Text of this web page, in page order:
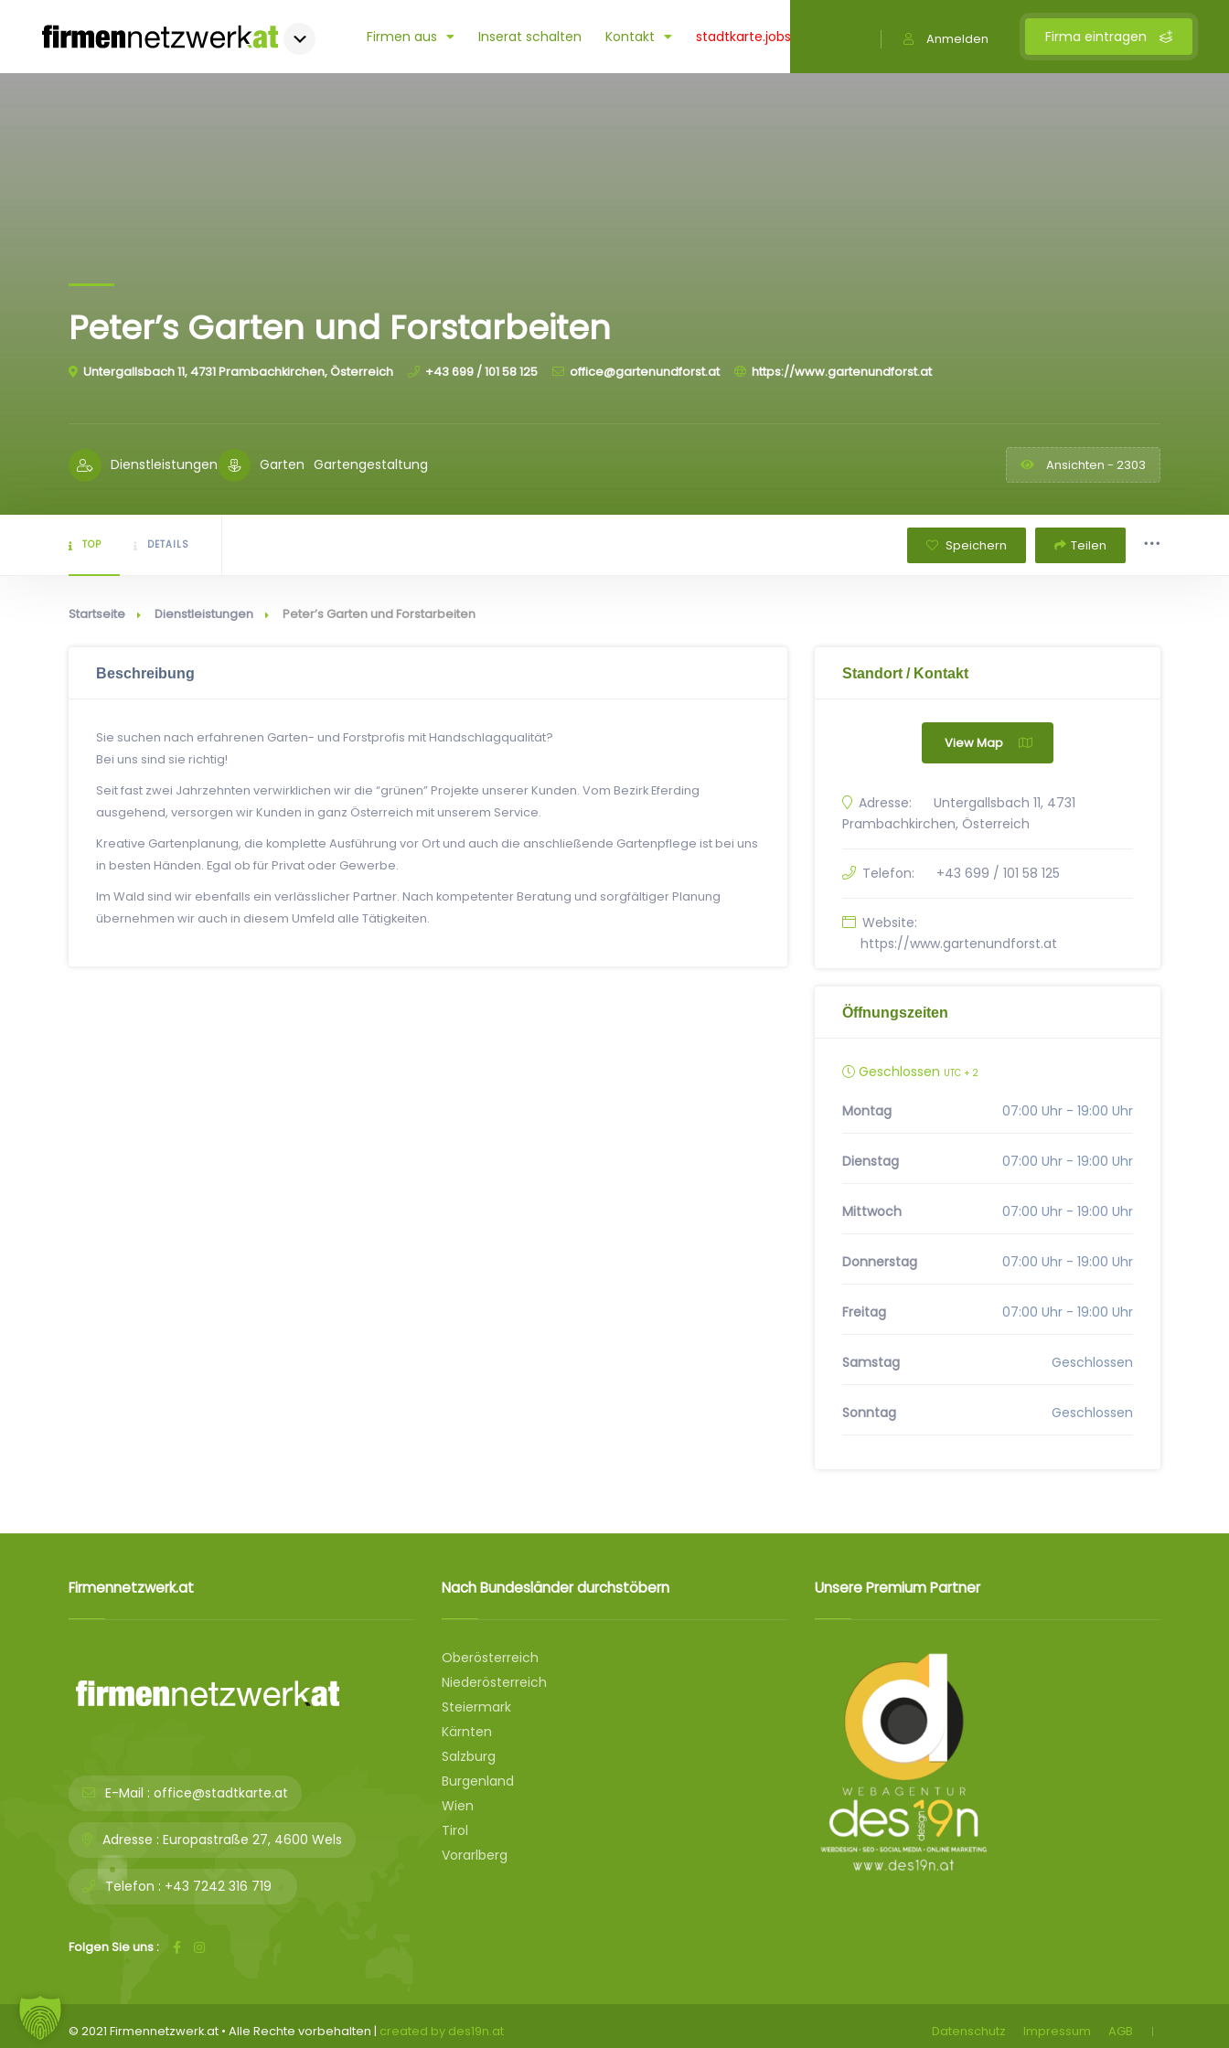
Firma eintragen
Anmelden
Firmen aus Inserat schalten Kontakt stadtkarte.jobs
Peter’s Garten und Forstarbeiten
Untergallsbach 11, 4731 Prambachkirchen, Österreich +43 699 / 101 58 125 office@gartenundforst.at https://www.gartenundforst.at
Dienstleistungen Garten Gartengestaltung Ansichten - 2303
TOP DETAILS Speichern Teilen
Startseite Dienstleistungen Peter’s Garten und Forstarbeiten
Beschreibung
Sie suchen nach erfahrenen Garten- und Forstprofis mit Handschlagqualität?
Bei uns sind sie richtig!
Seit fast zwei Jahrzehnten verwirklichen wir die “grünen” Projekte unserer Kunden. Vom Bezirk Eferding
ausgehend, versorgen wir Kunden in ganz Österreich mit unserem Service.
Kreative Gartenplanung, die komplette Ausführung vor Ort und auch die anschließende Gartenpflege ist bei uns
in besten Händen. Egal ob für Privat oder Gewerbe.
Im Wald sind wir ebenfalls ein verlässlicher Partner. Nach kompetenter Beratung und sorgfältiger Planung
übernehmen wir auch in diesem Umfeld alle Tätigkeiten.
Standort / Kontakt
View Map
Adresse:
Untergallsbach 11, 4731
Prambachkirchen, Österreich
Telefon: +43 699 / 101 58 125
Website:
https://www.gartenundforst.at
Öffnungszeiten
Geschlossen UTC + 2
Montag 07:00 Uhr - 19:00 Uhr
Dienstag 07:00 Uhr - 19:00 Uhr
Mittwoch 07:00 Uhr - 19:00 Uhr
Donnerstag 07:00 Uhr - 19:00 Uhr
Freitag 07:00 Uhr - 19:00 Uhr
Samstag Geschlossen
Sonntag Geschlossen
Firmennetzwerk.at
E-Mail : office@stadtkarte.at
Adresse : Europastraße 27, 4600 Wels
Telefon : +43 7242 316 719
Folgen Sie uns :
Nach Bundesländer durchstöbern
Oberösterreich
Niederösterreich
Steiermark
Kärnten
Salzburg
Burgenland
Wien
Tirol
Vorarlberg
Unsere Premium Partner
© 2021 Firmennetzwerk.at • Alle Rechte vorbehalten | created by des19n.at Datenschutz Impressum AGB